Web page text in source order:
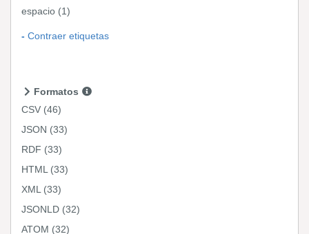
espacio (1)
Contraer etiquetas
Formatos
CSV (46)
JSON (33)
RDF (33)
HTML (33)
XML (33)
JSONLD (32)
ATOM (32)